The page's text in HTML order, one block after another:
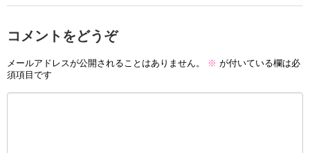
コメントをどうぞ
メールアドレスが公開されることはありません。 ※ が付いている欄は必
須項目です